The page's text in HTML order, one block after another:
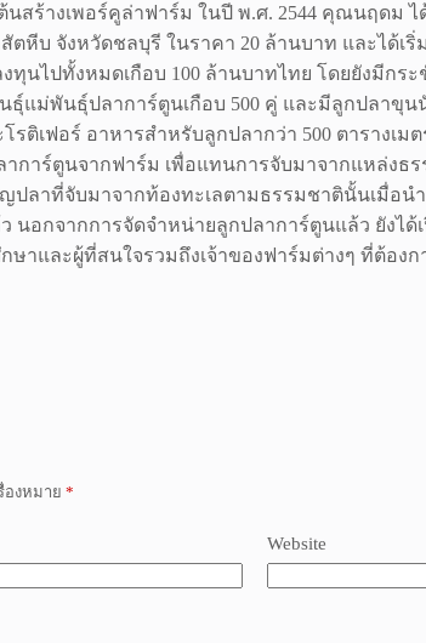
ร้างเพอร์คูล่าฟาร์ม ในปี พ.ศ. 2544 คุณนฤดม
หีบ จังหวัดชลบุรี ในราคา 20 ล้านบาท และได้
ทุนไปทั้งหมดเกือบ 100 ล้านบาทไทย โดยยังมีกร
แม่พันธุ์ปลาการ์ตูนเกือบ 500 คู่ และมีลูกปลาขุ
โรติเฟอร์ อาหารสำหรับลูกปลากว่า 500 ตารา
การ์ตูนจากฟาร์ม เพื่อแทนการจับมาจากแหล่ง
ปลาที่จับมาจากท้องทะเลตามธรรมชาตินั้นเมื่อ
ว นอกจากการจัดจำหน่ายลูกปลาการ์ตูนแล้ว ยั
าและผู้ที่สนใจรวมถึงเจ้าของฟาร์มต่างๆ ที่ต้อง
องหมาย *
Website